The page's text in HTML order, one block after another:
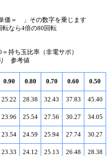
価＝ 」その数字を乗じます
なら4倍の80回転
持ち玉比率（非電サポ）
参考値
0.90 0.80 0.70 0.60 0.50
25.22 28.38 32.43 37.83 45.40
23.96 25.54 27.56 30.27 34.05
23.54 24.59 25.94 27.74 30.27
23.33 24.12 25.13 26.48 28.38